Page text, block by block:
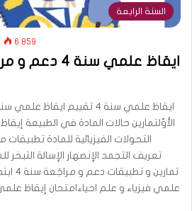
السنة الرابعة
6 859
ايقاظ علمي سنة
التحولات الفيزيائية للمادة تطبيقات
علمي فيزياء و علم احياءامتحان إيقاظ